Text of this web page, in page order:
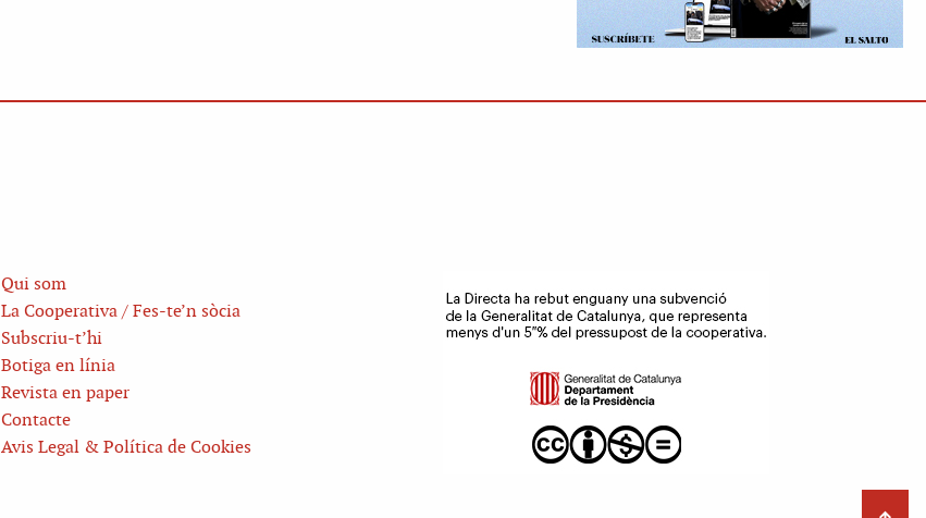
Qui som
La Cooperativa / Fes-te’n sòcia
Subscriu-t’hi
Botiga en línia
Revista en paper
Contacte
Avis Legal & Política de Cookies